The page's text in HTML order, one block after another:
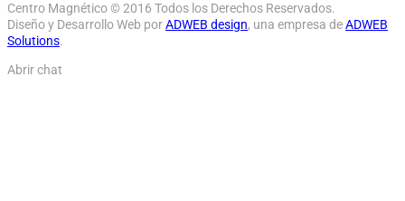
Centro Magnético © 2016 Todos los Derechos Reservados.
Diseño y Desarrollo Web porADWEB design, una empresa deADWEB
Solutions.
Abrir chat